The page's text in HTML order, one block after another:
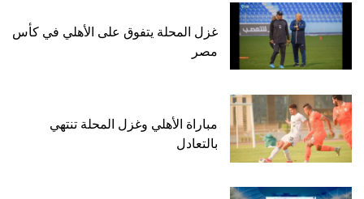
غزل المحلة يتفوق على الأهلي في كأس
مصر
مباراة الأهلي وغزل المحلة تنتهي
بالتعادل